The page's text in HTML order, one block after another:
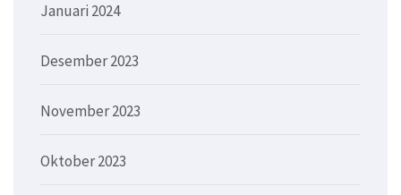
Januari 2024
Desember 2023
November 2023
Oktober 2023